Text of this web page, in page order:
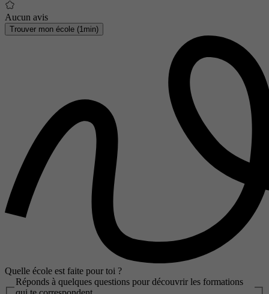
Aucun avis
Trouver mon école (1min)
Quelle école est faite pour toi ?
Réponds à quelques questions pour découvrir les formations